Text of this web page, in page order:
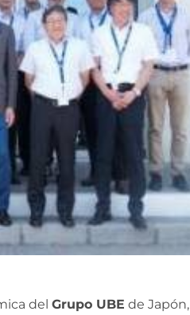
del Grupo UBE de Japón,